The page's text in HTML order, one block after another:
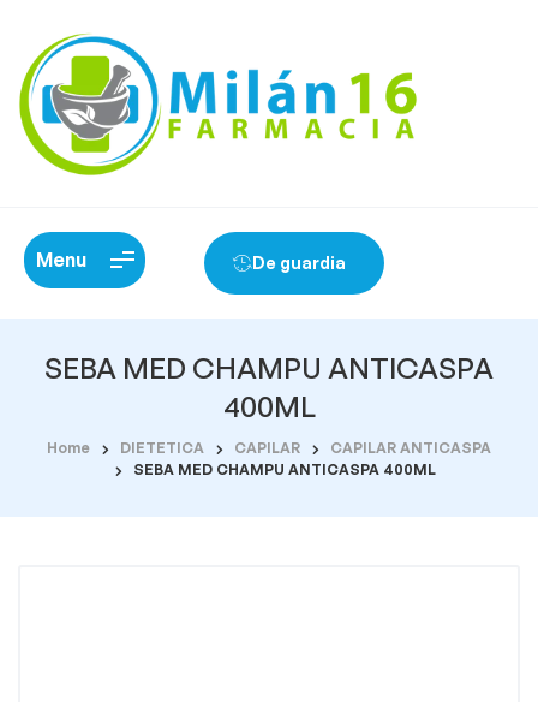
Menu De guardia
SEBA MED CHAMPU ANTICASPA
400ML
Home DIETETICA CAPILAR
CAPILAR ANTICASPA
SEBA MED CHAMPU ANTICASPA 400ML